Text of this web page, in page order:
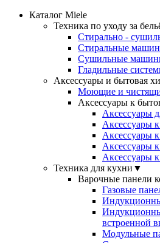
Каталог Miele
Техника по уходу за
Стирально -
Стиральные
Сушильные
Гладильные
Аксессуары и бытовая
Моющие и
Аксессуары к
Аксессуары
Аксессуары
Аксессуары
Аксессуары
Аксессуары
Техника для кухни ▼
Варочные панели
Газовые
встроенной
Модульные